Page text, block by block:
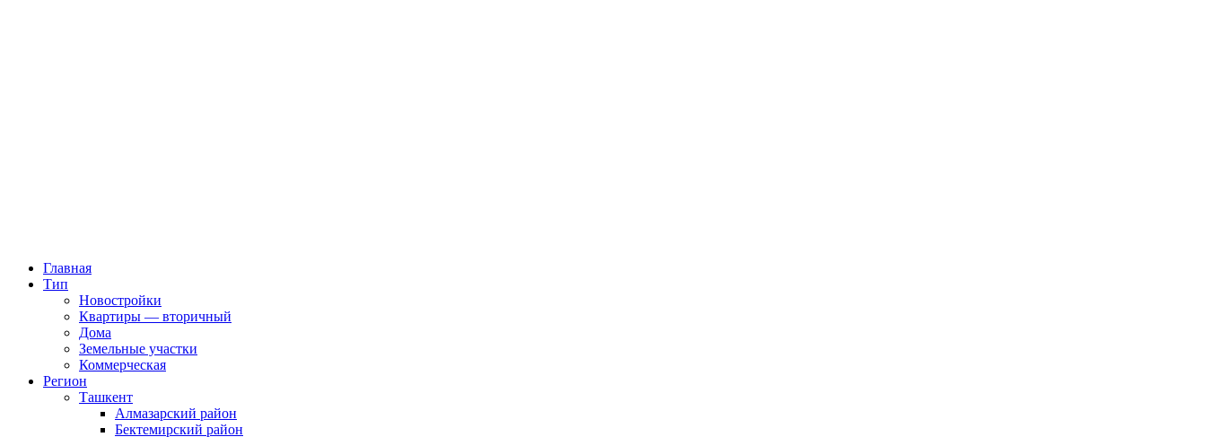
Главная
Тип
Новостройки
Квартиры — вторичный
Дома
Земельные участки
Коммерческая
Регион
Ташкент
Алмазарский район
Бектемирский район